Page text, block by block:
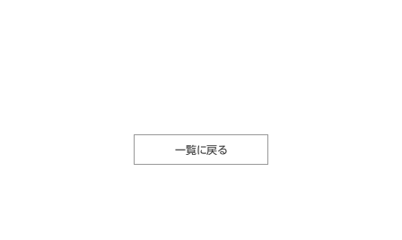
一覧に戻る